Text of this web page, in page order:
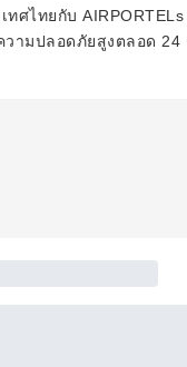
ทศไทยกับ AIRPORTELs
วามปลอดภัยสูงตลอด